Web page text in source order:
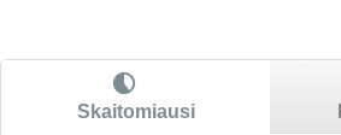
Skaitomiausi